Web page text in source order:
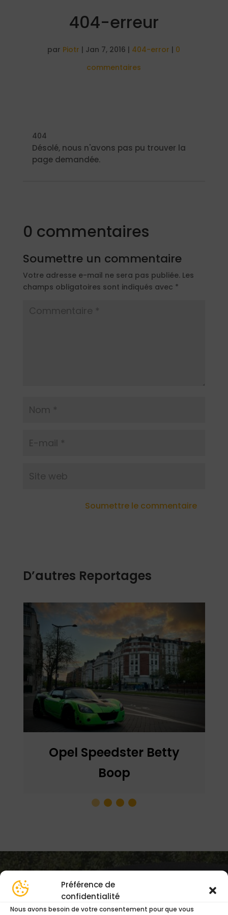
Préférence de
confidentialité
Nous avons besoin de votre consentement pour que vous
404-erreur
par Piotr | Jan 7, 2016 | 404-error | 0
commentaires
404
Désolé, nous n'avons pas pu trouver la
page demandée.
0 commentaires
Soumettre un commentaire
Votre adresse e-mail ne sera pas publiée. Les
champs obligatoires sont indiqués avec *
Soumettre le commentaire
D’autres Reportages
Opel Speedster Betty
Boop
NOUS CONTACTER ?